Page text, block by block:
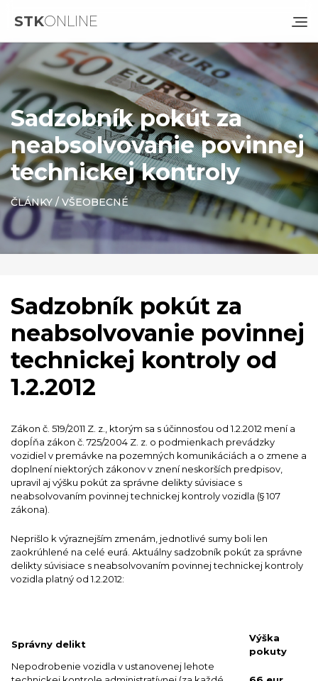
STKONLINE
Sadzobník pokút za
neabsolvovanie povinnej
technickej kontroly
ČLÁNKY / VŠEOBECNÉ
Sadzobník pokút za
neabsolvovanie povinnej
technickej kontroly od
1.2.2012
Zákon č. 519/2011 Z. z., ktorým sa s účinnosťou od 1.2.2012 mení a
dopĺňa zákon č. 725/2004 Z. z. o podmienkach prevádzky
vozidiel v premávke na pozemných komunikáciách a o zmene a
doplnení niektorých zákonov v znení neskorších predpisov,
upravil aj výšku pokút za správne delikty súvisiace s
neabsolvovaním povinnej technickej kontroly vozidla (§ 107
zákona).
Neprišlo k výraznejším zmenám, jednotlivé sumy boli len
zaokrúhlené na celé eurá. Aktuálny sadzobník pokút za správne
delikty súvisiace s neabsolvovaním povinnej technickej kontroly
vozidla platný od 1.2.2012:
Správny delikt
Výška
pokuty
Nepodrobenie vozidla v ustanovenej lehote